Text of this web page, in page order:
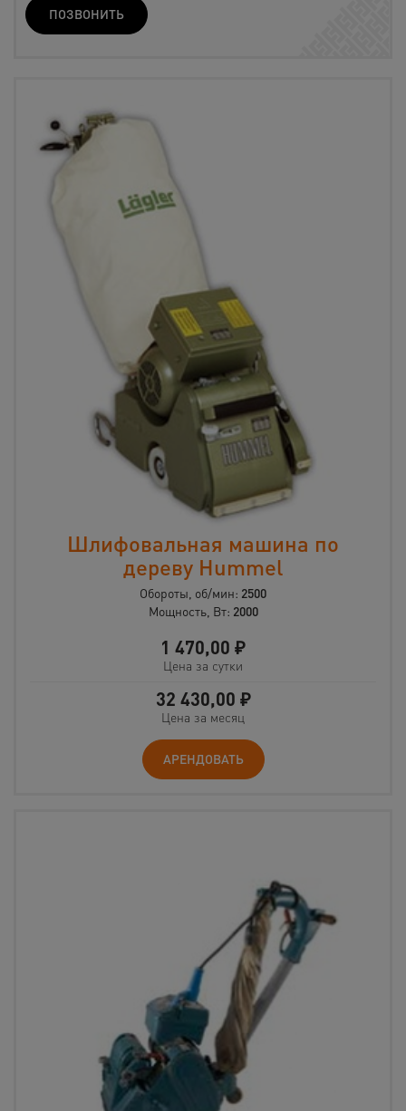
ПОЗВОНИТЬ
Шлифовальная машина по
дереву Hummel
Обороты, об/мин: 2500
Мощность, Вт: 2000
1 470,00 ₽
Цена за сутки
32 430,00 ₽
Цена за месяц
АРЕНДОВАТЬ